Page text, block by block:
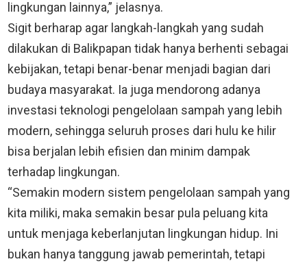
lingkungan lainnya,” jelasnya.
Sigit berharap agar langkah-langkah yang sudah
dilakukan di Balikpapan tidak hanya berhenti sebagai
kebijakan, tetapi benar-benar menjadi bagian dari
budaya masyarakat. Ia juga mendorong adanya
investasi teknologi pengelolaan sampah yang lebih
modern, sehingga seluruh proses dari hulu ke hilir
bisa berjalan lebih efisien dan minim dampak
terhadap lingkungan.
“Semakin modern sistem pengelolaan sampah yang
kita miliki, maka semakin besar pula peluang kita
untuk menjaga keberlanjutan lingkungan hidup. Ini
bukan hanya tanggung jawab pemerintah, tetapi